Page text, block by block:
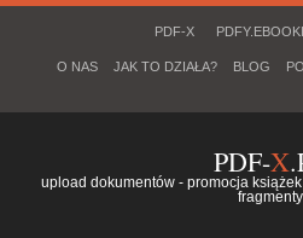
PDF-X
O NAS JAK TO DZIAŁA? BLOG
PDF-X
upload dokumentów - promocja
fragmenty